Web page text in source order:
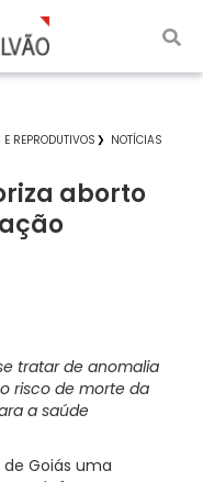
REPRODUTIVOS NOTÍCIAS
aborto
tratar de anomalia
risco de morte da
a saúde
Goiás uma